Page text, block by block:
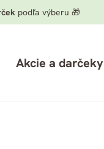
podľa výberu 🎁
Akcie a darčeky